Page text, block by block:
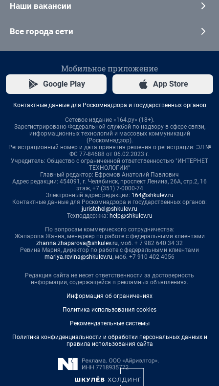
Наши вакансии
Все города сети
Мобильное приложение
Google Play App Store
Контактные данные для Роскомнадзора и государственных органов
Сетевое издание «164.ру» (18+).
Зарегистрировано Федеральной службой по надзору в сфере связи,
информационных технологий и массовых коммуникаций
(Роскомнадзор).
Регистрационный номер и дата принятия решения о регистрации: ЭЛ №
ФС 77-84688 от 06.02.2023 г.
Учредитель: Общество с ограниченной ответственностью "ИНТЕРНЕТ
ТЕХНОЛОГИИ"
Главный редактор: Ефремов Анатолий Павлович
Адрес редакции: 454091, г. Челябинск, проспект Ленина, 26А, стр.2, 16
этаж, +7 (351) 7-0000-74
Электронный адрес редакции: 164@shkulev.ru
Контактные данные для Роскомнадзора и государственных органов:
juristchel@shkulev.ru
Техподдержка: help@shkulev.ru
По вопросам коммерческого сотрудничества:
Жапарова Жанна, менеджер по работе с федеральными клиентами
zhanna.zhaparova@shkulev.ru, моб. + 7 982 640 34 32
Ревина Мария, директор по работе с федеральными клиентами
mariya.revina@shkulev.ru, моб. +7 910 402 4056
Редакция сайта не несет ответственности за достоверность
информации, содержащейся в рекламных объявлениях.
Информация об ограничениях
Политика использования cookies
Рекомендательные системы
Политика конфиденциальности и обработки персональных данных и
правила использования сайта